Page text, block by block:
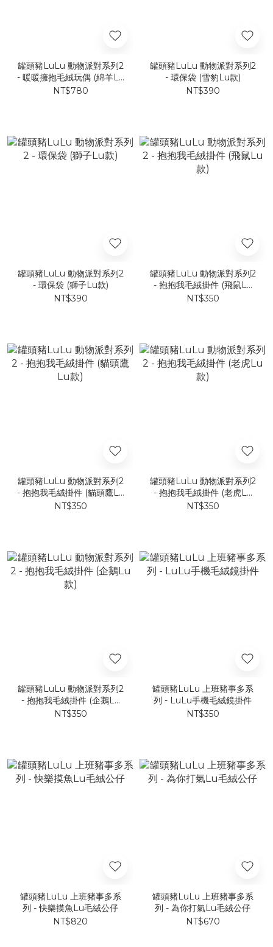
罐頭豬LuLu 動物派對系列2
- 暖暖擁抱毛絨玩偶 (綿羊Lu
款)
NT$780
罐頭豬LuLu 動物派對系列2
- 環保袋 (雪豹Lu款)
NT$390
罐頭豬LuLu 動物派對系列2
- 環保袋 (獅子Lu款)
NT$390
罐頭豬LuLu 動物派對系列2
- 抱抱我毛絨掛件 (飛鼠Lu
款)
NT$350
罐頭豬LuLu 動物派對系列2
- 抱抱我毛絨掛件 (貓頭鷹Lu
款)
NT$350
罐頭豬LuLu 動物派對系列2
- 抱抱我毛絨掛件 (老虎Lu
款)
NT$350
罐頭豬LuLu 動物派對系列2
- 抱抱我毛絨掛件 (企鵝Lu
款)
NT$350
罐頭豬LuLu 上班豬事多系
列 - LuLu手機毛絨鏡掛件
NT$350
罐頭豬LuLu 上班豬事多系
列 - 快樂摸魚Lu毛絨公仔
NT$820
罐頭豬LuLu 上班豬事多系
列 - 為你打氣Lu毛絨公仔
NT$670